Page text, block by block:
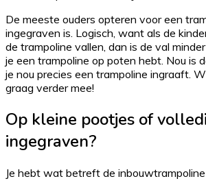
De meeste ouders opteren voor een
ingegraven is. Logisch, want als de
de trampoline vallen, dan is de val
je een trampoline op poten hebt. Nou is
je nou precies een trampoline ingraaft.
graag verder mee!
Op kleine pootjes of
ingegraven?
Je hebt wat betreft de